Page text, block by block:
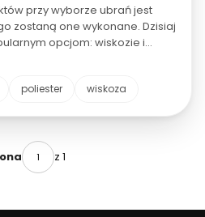
przy wyborze ubrań jest
zostaną one wykonane. Dzisiaj
opcjom: wiskozie i
mają swoje zalety i wady,
poliester wiskoza
z 1